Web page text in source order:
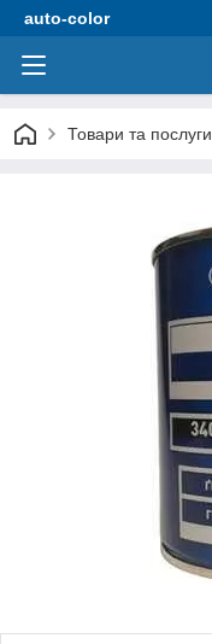
auto-color
Товари та послуги